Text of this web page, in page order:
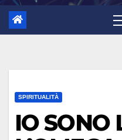
SPIRITUALITÀ
IO SONO